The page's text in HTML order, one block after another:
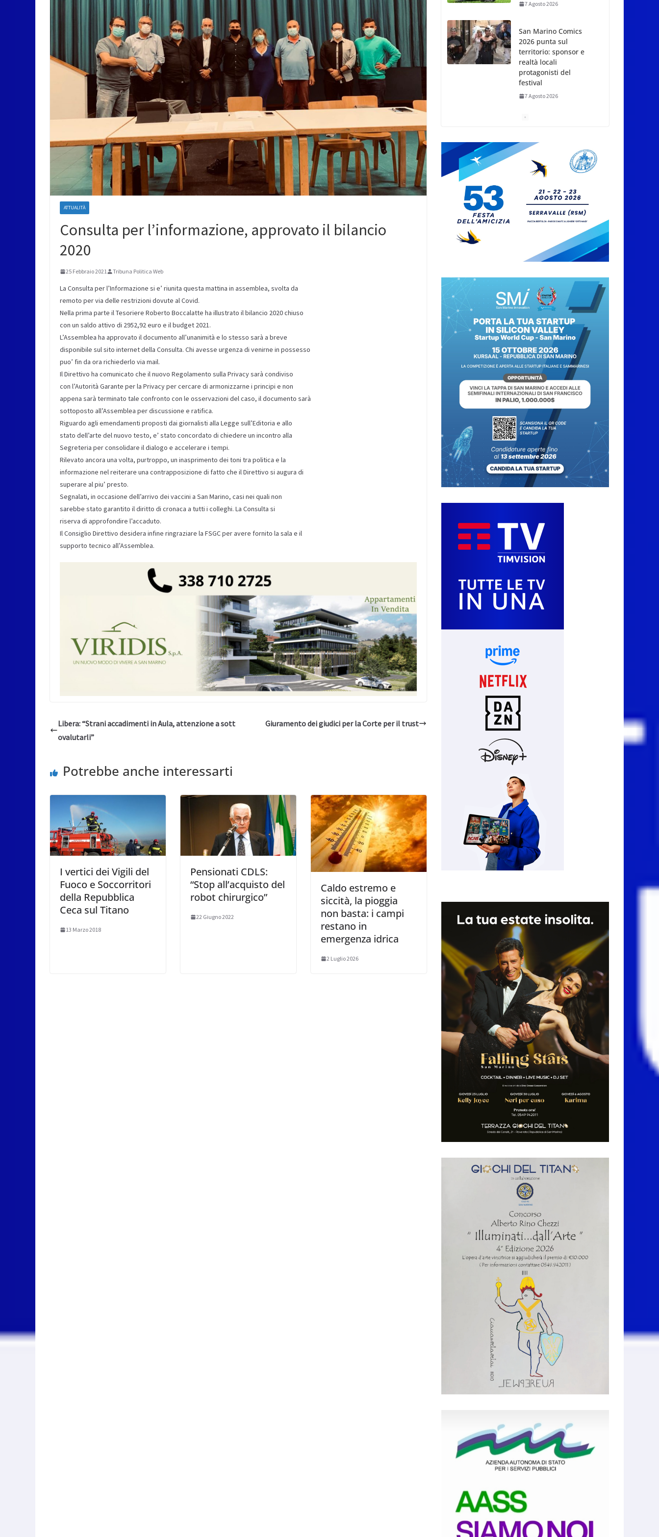
ATTUALITÀ
Consulta per l’informazione, approvato il bilancio
2020
25 Febbraio 2021 Tribuna Politica Web
La Consulta per l’Informazione si e’ riunita questa mattina in assemblea, svolta da
remoto per via delle restrizioni dovute al Covid.
Nella prima parte il Tesoriere Roberto Boccalatte ha illustrato il bilancio 2020 chiuso
con un saldo attivo di 2952,92 euro e il budget 2021.
L’Assemblea ha approvato il documento all’unanimità e lo stesso sarà a breve
disponibile sul sito internet della Consulta. Chi avesse urgenza di venirne in possesso
puo’ fin da ora richiederlo via mail.
Il Direttivo ha comunicato che il nuovo Regolamento sulla Privacy sarà condiviso
con l’Autorità Garante per la Privacy per cercare di armonizzarne i principi e non
appena sarà terminato tale confronto con le osservazioni del caso, il documento sarà
sottoposto all’Assemblea per discussione e ratifica.
Riguardo agli emendamenti proposti dai giornalisti alla Legge sull’Editoria e allo
stato dell’arte del nuovo testo, e’ stato concordato di chiedere un incontro alla
Segreteria per consolidare il dialogo e accelerare i tempi.
Rilevato ancora una volta, purtroppo, un inasprimento dei toni tra politica e la
informazione nel reiterare una contrapposizione di fatto che il Direttivo si augura di
superare al piu’ presto.
Segnalati, in occasione dell’arrivo dei vaccini a San Marino, casi nei quali non
sarebbe stato garantito il diritto di cronaca a tutti i colleghi. La Consulta si
riserva di approfondire l’accaduto.
Il Consiglio Direttivo desidera infine ringraziare la FSGC per avere fornito la sala e il
supporto tecnico all’Assemblea.
Libera: “Strani accadimenti in Aula, attenzione a sott
ovalutarli”
Giuramento dei giudici per la Corte per il trust
Potrebbe anche interessarti
I vertici dei Vigili del
Fuoco e Soccorritori
della Repubblica
Ceca sul Titano
13 Marzo 2018
Pensionati CDLS:
“Stop all’acquisto del
robot chirurgico”
22 Giugno 2022
Caldo estremo e
siccità, la pioggia
non basta: i campi
restano in
emergenza idrica
2 Luglio 2026
realtà locali
protagonisti del
festival
7 Agosto 2026
San Marino. Eclissi di
ammirare
abbruciamenti di
residui agricoli e
vegetali fino al 15
settembre. Previste
7 Agosto 2026
Caccuri celebra
Roberto Sergio:
cittadinanza onoraria,
chiavi della città e
premio alla carriera
7 Agosto 2026